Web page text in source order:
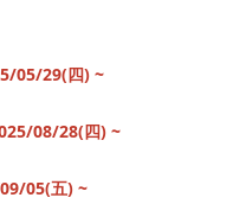
05/29(四) ~
08/28(四) ~
05(五) ~